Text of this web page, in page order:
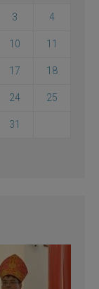
3 4
10 11
17 18
24 25
31